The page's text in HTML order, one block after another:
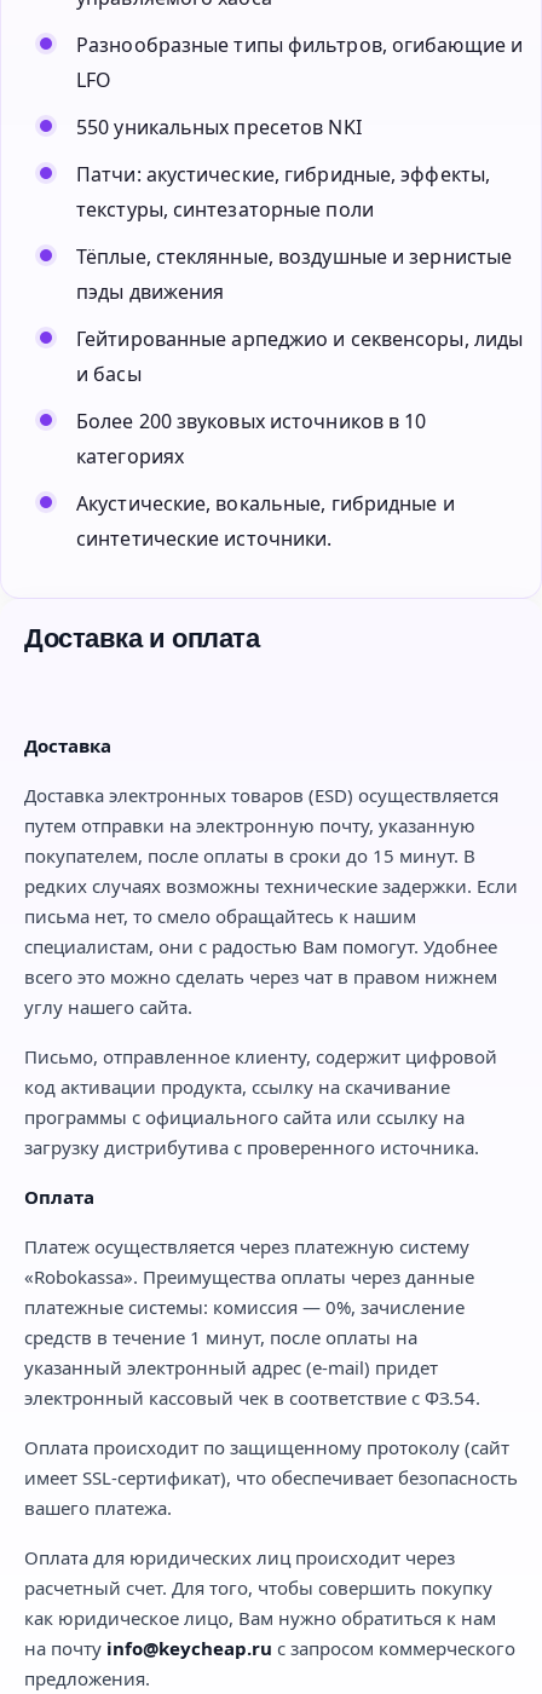
Разнообразные типы фильтров, огибающие и
LFO
550 уникальных пресетов NKI
Патчи: акустические, гибридные, эффекты,
текстуры, синтезаторные поли
Тёплые, стеклянные, воздушные и зернистые
пэды движения
Гейтированные арпеджио и секвенсоры, лиды
и басы
Более 200 звуковых источников в 10
категориях
Акустические, вокальные, гибридные и
синтетические источники.
Доставка и оплата
Доставка
Доставка электронных товаров (ESD) осуществляется
путем отправки на электронную почту, указанную
покупателем, после оплаты в сроки до 15 минут. В
редких случаях возможны технические задержки. Если
письма нет, то смело обращайтесь к нашим
специалистам, они с радостью Вам помогут. Удобнее
всего это можно сделать через чат в правом нижнем
углу нашего сайта.
Письмо, отправленное клиенту, содержит цифровой
код активации продукта, ссылку на скачивание
программы с официального сайта или ссылку на
загрузку дистрибутива с проверенного источника.
Оплата
Платеж осуществляется через платежную систему
«Robokassa». Преимущества оплаты через данные
платежные системы: комиссия — 0%, зачисление
средств в течение 1 минут, после оплаты на
указанный электронный адрес (e-mail) придет
электронный кассовый чек в соответствие с ФЗ.54.
Оплата происходит по защищенному протоколу (сайт
имеет SSL-сертификат), что обеспечивает безопасность
вашего платежа.
Оплата для юридических лиц происходит через
расчетный счет. Для того, чтобы совершить покупку
как юридическое лицо, Вам нужно обратиться к нам
на почту info@keycheap.ru с запросом коммерческого
предложения.